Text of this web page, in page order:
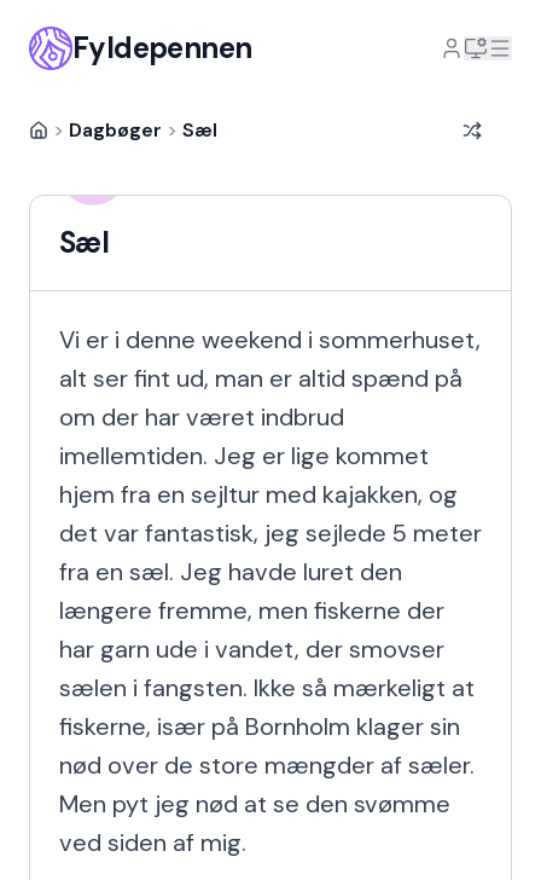
Fyldepennen
> Dagbøger > Sæl
Sæl
Vi er i denne weekend i sommerhuset,
alt ser fint ud, man er altid spænd på
om der har været indbrud
imellemtiden. Jeg er lige kommet
hjem fra en sejltur med kajakken, og
det var fantastisk, jeg sejlede 5 meter
fra en sæl. Jeg havde luret den
længere fremme, men fiskerne der
har garn ude i vandet, der smovser
sælen i fangsten. Ikke så mærkeligt at
fiskerne, især på Bornholm klager sin
nød over de store mængder af sæler.
Men pyt jeg nød at se den svømme
ved siden af mig.